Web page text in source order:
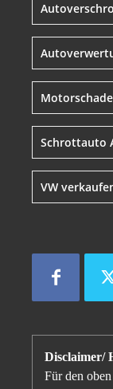
Schrottauto
VW
Disclaimer/
Für den